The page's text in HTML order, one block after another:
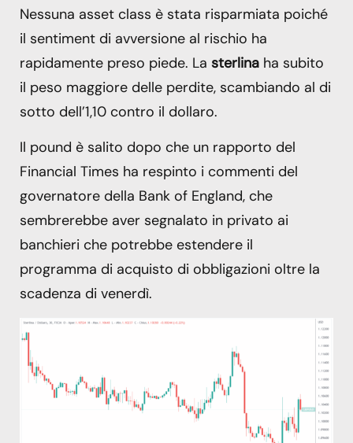
Nessuna asset class è stata risparmiata poiché
il sentiment di avversione al rischio ha
rapidamente preso piede. La sterlina ha subito
il peso maggiore delle perdite, scambiando al di
sotto dell’1,10 contro il dollaro.
Il pound è salito dopo che un rapporto del
Financial Times ha respinto i commenti del
governatore della Bank of England, che
sembrerebbe aver segnalato in privato ai
banchieri che potrebbe estendere il
programma di acquisto di obbligazioni oltre la
scadenza di venerdì.